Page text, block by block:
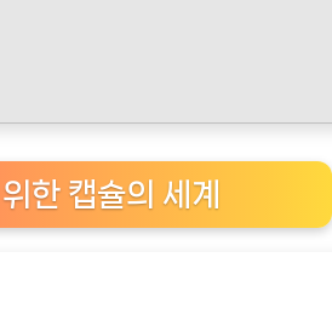
한 캡슐의 세계